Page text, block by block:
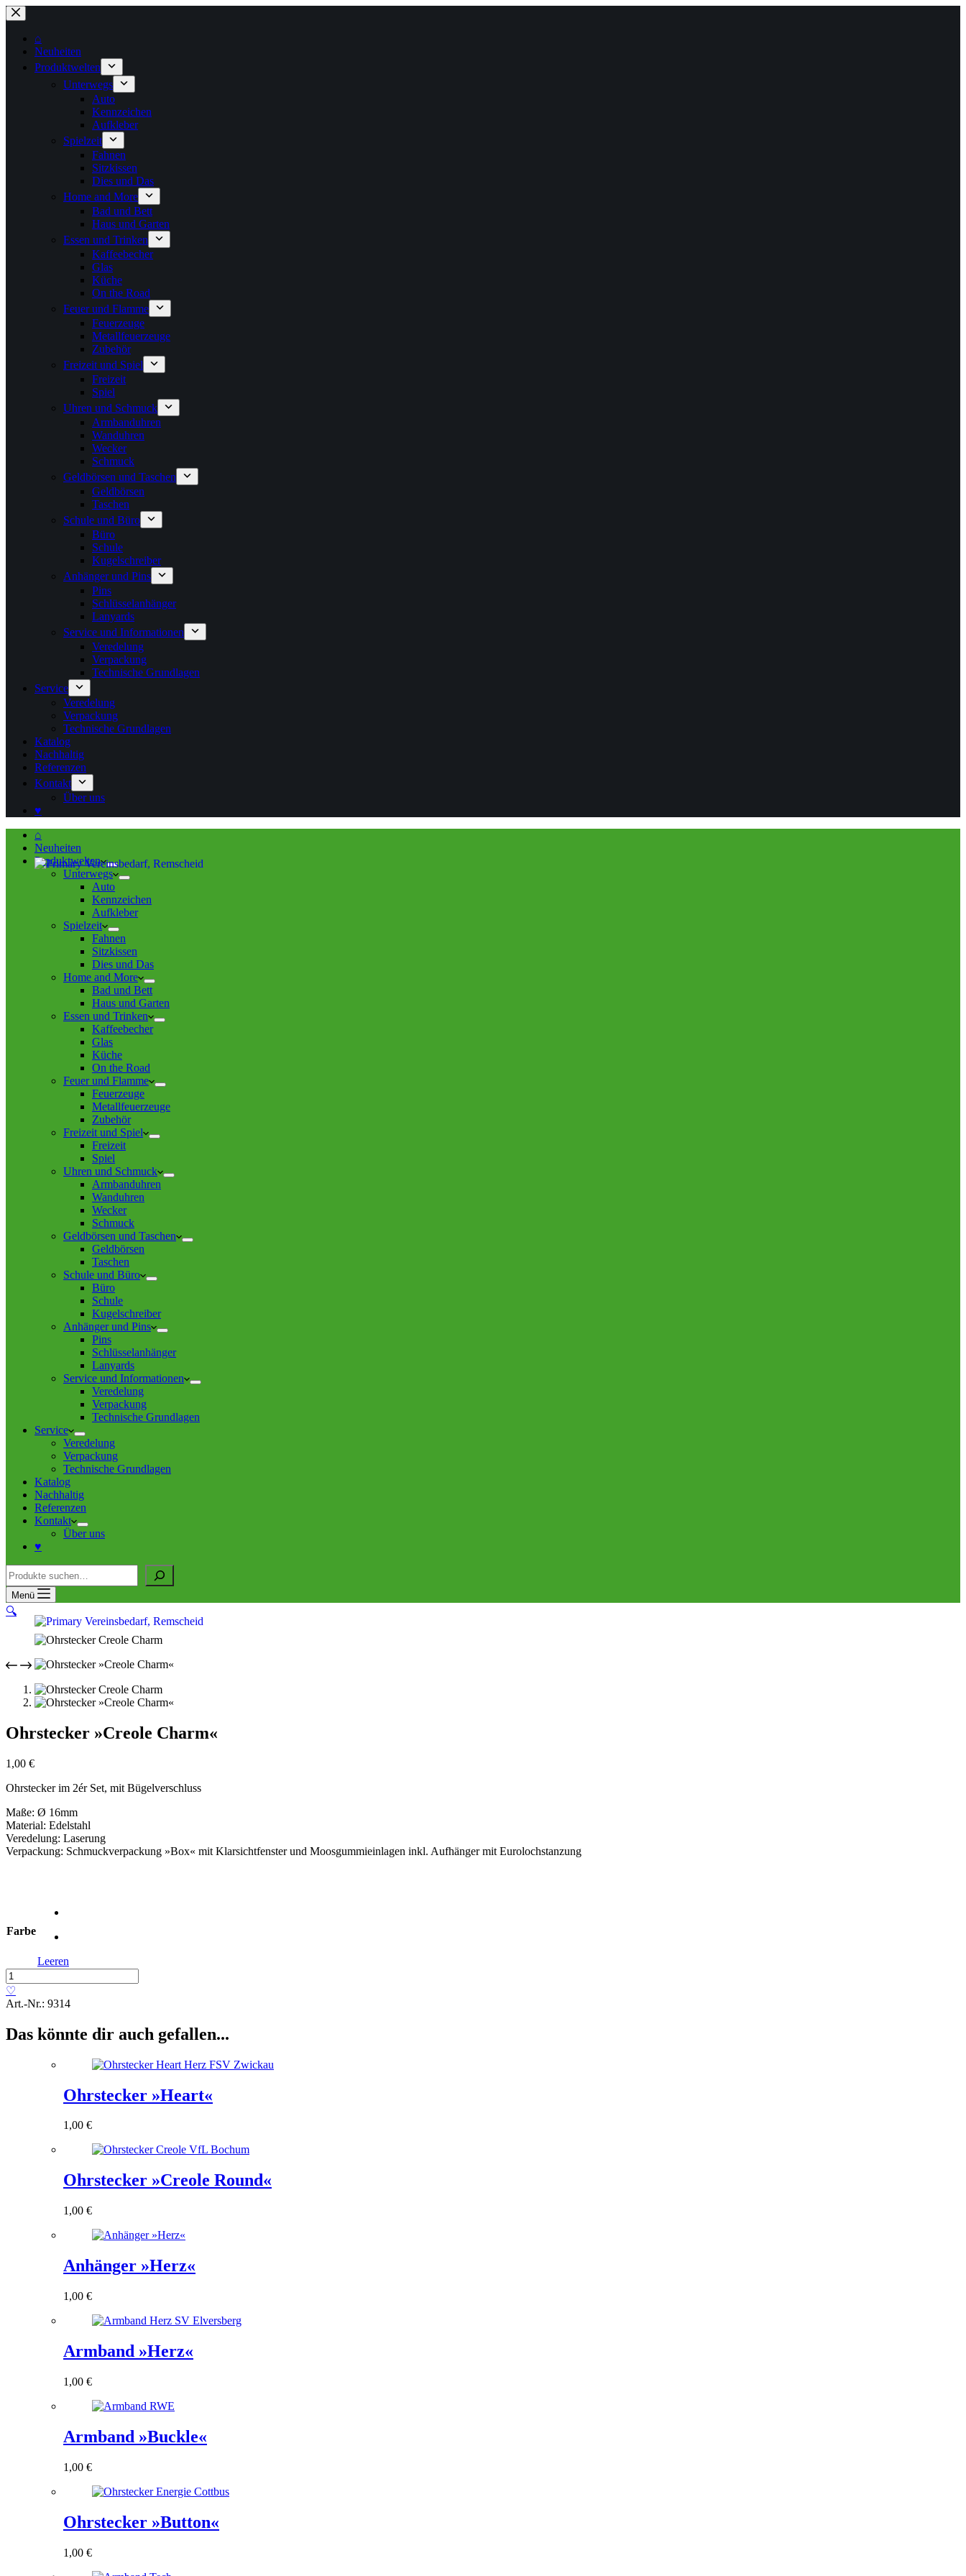
Zum
Inhalt
springen
⌂
Neuheiten
Produktwelten
Unterwegs
Auto
Kennzeichen
Aufkleber
Spielzeit
Fahnen
Sitzkissen
Dies und Das
Home and More
Bad und Bett
Haus und Garten
Essen und Trinken
Kaffeebecher
Glas
Küche
On the Road
Feuer und Flamme
Feuerzeuge
Metallfeuerzeuge
Zubehör
Freizeit und Spiel
Freizeit
Spiel
Uhren und Schmuck
Armbanduhren
Wanduhren
Wecker
Schmuck
Geldbörsen und Taschen
Geldbörsen
Taschen
Schule und Büro
Büro
Schule
Kugelschreiber
Anhänger und Pins
Pins
Schlüsselanhänger
Lanyards
Service und Informationen
Veredelung
Verpackung
Technische Grundlagen
Service
Veredelung
Verpackung
Technische Grundlagen
Katalog
Nachhaltig
Referenzen
Kontakt
Über uns
♥
⌂
Neuheiten
Produktwelten
Unterwegs
Auto
Kennzeichen
Aufkleber
Spielzeit
Fahnen
Sitzkissen
Dies und Das
Home and More
Bad und Bett
Haus und Garten
Essen und Trinken
Kaffeebecher
Glas
Küche
On the Road
Feuer und Flamme
Feuerzeuge
Metallfeuerzeuge
Zubehör
Freizeit und Spiel
Freizeit
Spiel
Uhren und Schmuck
Armbanduhren
Wanduhren
Wecker
Schmuck
Geldbörsen und Taschen
Geldbörsen
Taschen
Schule und Büro
Büro
Schule
Kugelschreiber
Anhänger und Pins
Pins
Schlüsselanhänger
Lanyards
Service und Informationen
Veredelung
Verpackung
Technische Grundlagen
Service
Veredelung
Verpackung
Technische Grundlagen
Katalog
Nachhaltig
Referenzen
Kontakt
Über uns
♥
Suche
Menü
🔍
Ohrstecker »Creole Charm«
1,00 €
Ohrstecker im 2ér Set, mit Bügelverschluss
Maße: Ø 16mm
Material: Edelstahl
Veredelung: Laserung
Verpackung: Schmuckverpackung »Box« mit Klarsichtfenster und Moosgummieinlagen inkl. Aufhänger mit Eurolochstanzung
Farbe
Leeren
Ohrstecker
»Creole
Charm«
♡
Art.-Nr.: 9314
Das könnte dir auch gefallen...
Ohrstecker »Heart«
1,00 €
Ohrstecker »Creole Round«
1,00 €
Anhänger »Herz«
1,00 €
Armband »Herz«
1,00 €
Armband »Buckle«
1,00 €
Ohrstecker »Button«
1,00 €